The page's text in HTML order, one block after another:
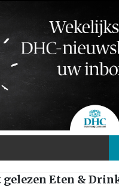
gelezen Eten &